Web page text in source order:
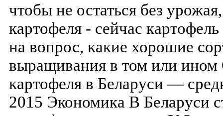
чтобы не остаться без
картофеля - сейчас
на вопрос, какие хорошие
выращивания в том или
картофеля в Беларуси —
2015 Экономика В Беларуси